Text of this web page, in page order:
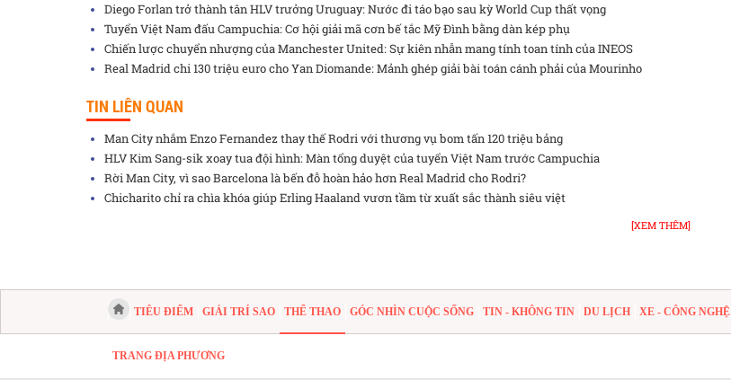
Diego Forlan trở thành tân HLV trưởng Uruguay: Nước đi táo bạo sau kỳ World Cup thất vọng
Tuyển Việt Nam đấu Campuchia: Cơ hội giải mã cơn bế tắc Mỹ Đình bằng dàn kép phụ
Chiến lược chuyển nhượng của Manchester United: Sự kiên nhẫn mang tính toan tính của INEOS
Real Madrid chi 130 triệu euro cho Yan Diomande: Mảnh ghép giải bài toán cánh phải của Mourinho
TIN LIÊN QUAN
Man City nhắm Enzo Fernandez thay thế Rodri với thương vụ bom tấn 120 triệu bảng
HLV Kim Sang-sik xoay tua đội hình: Màn tổng duyệt của tuyển Việt Nam trước Campuchia
Rời Man City, vì sao Barcelona là bến đỗ hoàn hảo hơn Real Madrid cho Rodri?
Chicharito chỉ ra chìa khóa giúp Erling Haaland vươn tầm từ xuất sắc thành siêu việt
[XEM THÊM]
TIÊU ĐIỂM GIẢI TRÍ SAO THỂ THAO GÓC NHÌN CUỘC SỐNG TIN - KHÔNG TIN DU LỊCH XE - CÔNG NGHỆ
TRANG ĐỊA PHƯƠNG